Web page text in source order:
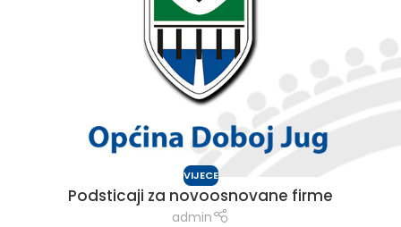
VIJECE
Podsticaji za novoosnovane firme
admin